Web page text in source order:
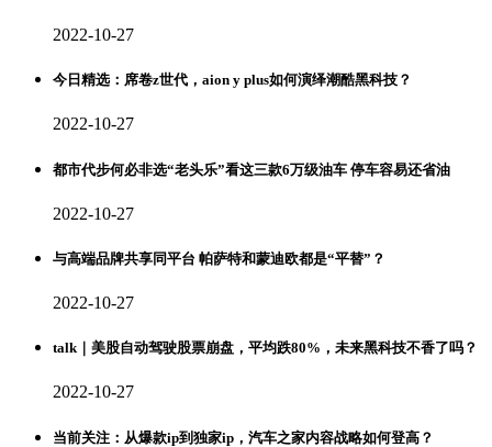
2022-10-27
今日精选：席卷z世代，aion y plus如何演绎潮酷黑科技？
2022-10-27
都市代步何必非选“老头乐”看这三款6万级油车 停车容易还省油
2022-10-27
与高端品牌共享同平台 帕萨特和蒙迪欧都是“平替”？
2022-10-27
talk｜美股自动驾驶股票崩盘，平均跌80%，未来黑科技不香了吗？
2022-10-27
当前关注：从爆款ip到独家ip，汽车之家内容战略如何登高？